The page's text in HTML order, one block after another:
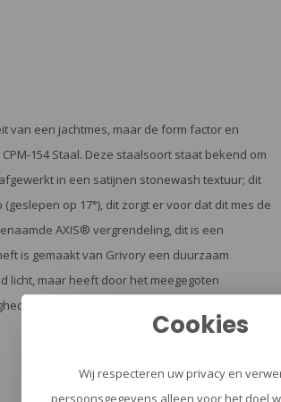
van een jachtmes, maar de form factor en
154 Staal. Deze staalsoort staat bekend om
in een satijnen stonewash textuur; dit
op 17°), dit zorgt er voor dat dit mes de
AXIS® vergrendeling, dit is een
is gemaakt van Grivory een duurzaam
licht, maar heeft door het meegegoten
Het mes is uitgevoerd met een zwarte
Cookies
Wij respecteren uw privacy en
persoonsgegevens alleen voor het doel